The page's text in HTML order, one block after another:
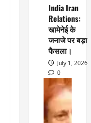
India Iran
Relations:
खामेनेई के
जनाजे पर बड़ा
फैसला।
July 1, 2026
0